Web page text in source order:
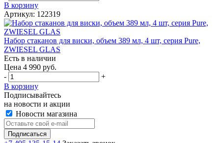
В корзину
Артикул: 122319
Набор стаканов для виски, объем 389 мл, 4 шт, серия Pure,
ZWIESEL GLAS
Есть в наличии
Цена 4 990 руб.
-
+
В корзину
Подписывайтесь
на новости и акции
Новости магазина